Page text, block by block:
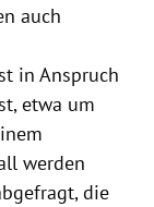
auch
in Anspruch
etwa um
werden
die